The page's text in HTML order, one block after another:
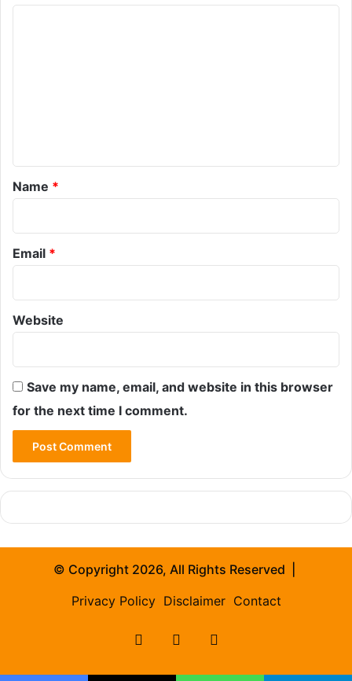
*
Name *
Email *
Website
Save my name, email, and website in this browser
for the next time I comment.
© Copyright 2026, All Rights Reserved |
Privacy Policy Disclaimer Contact
Facebook